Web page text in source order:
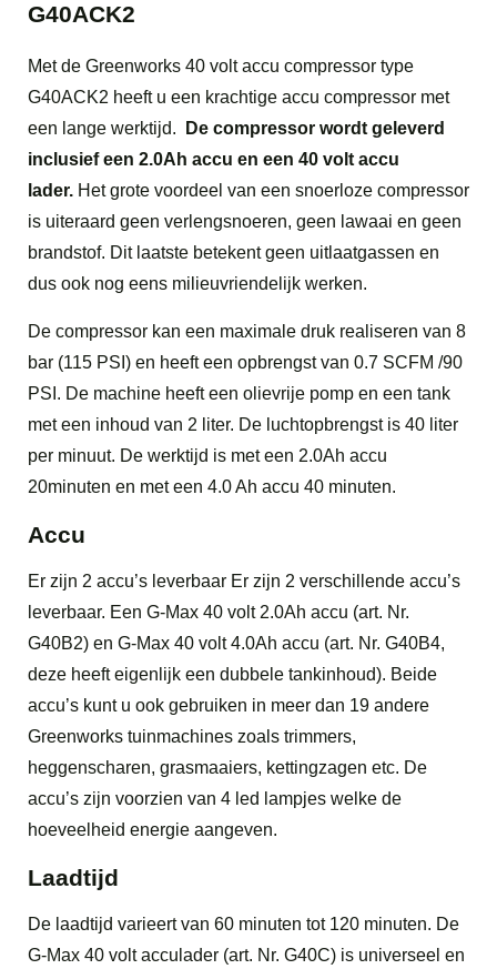
G40ACK2
Met de Greenworks 40 volt accu compressor type
G40ACK2 heeft u een krachtige accu compressor met
een lange werktijd.
De compressor wordt geleverd
inclusief een 2.0Ah accu en een 40 volt accu
lader. Het grote voordeel van een snoerloze compressor
is uiteraard geen verlengsnoeren, geen lawaai en geen
brandstof. Dit laatste betekent geen uitlaatgassen en
dus ook nog eens milieuvriendelijk werken.
De compressor kan een maximale druk realiseren van 8
bar (115 PSI) en heeft een opbrengst van 0.7 SCFM /90
PSI. De machine heeft een olievrije pomp en een tank
met een inhoud van 2 liter. De luchtopbrengst is 40 liter
per minuut. De werktijd is met een 2.0Ah accu
20minuten en met een 4.0 Ah accu 40 minuten.
Accu
Er zijn 2 accu’s leverbaar Er zijn 2 verschillende accu’s
leverbaar. Een G-Max 40 volt 2.0Ah accu (art. Nr.
G40B2) en G-Max 40 volt 4.0Ah accu (art. Nr. G40B4,
deze heeft eigenlijk een dubbele tankinhoud). Beide
accu’s kunt u ook gebruiken in meer dan 19 andere
Greenworks tuinmachines zoals trimmers,
heggenscharen, grasmaaiers, kettingzagen etc. De
accu’s zijn voorzien van 4 led lampjes welke de
hoeveelheid energie aangeven.
Laadtijd
De laadtijd varieert van 60 minuten tot 120 minuten. De
G-Max 40 volt acculader (art. Nr. G40C) is universeel en